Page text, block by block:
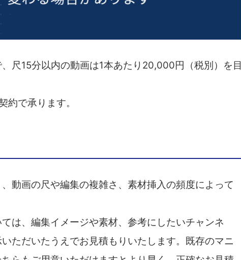
尺15分以内の動画は1本あたり20,000円（税別）を目
約で承ります。
、動画の尺や編集の複雑さ、素材挿入の頻度によって
ては、編集イメージや素材、参考にしたいチャンネ
ただいたうえでお見積もりいたします。既存のマニ